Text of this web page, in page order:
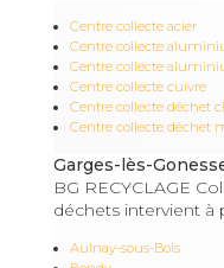
Centre collecte acier
Centre collecte
Centre collecte
Centre collecte cuivre
Centre collecte déchet
Centre collecte déchet
Garges-lès-
BG RECYCLAGE
déchets intervient à
Aulnay-sous-Bois